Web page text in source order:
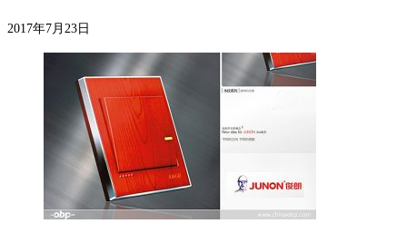
2017年7月23日